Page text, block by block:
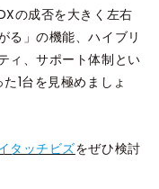
の成否を大きく左右
る」の機能、ハイブリ
ィ、サポート体制とい
1台を見極めましょ
タッチビズをぜひ検討